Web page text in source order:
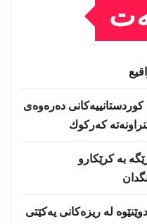
دەرەوەی
كه‌ركوك
بە کرێکارو
له‌ ریزه‌كانی یه‌كێتی